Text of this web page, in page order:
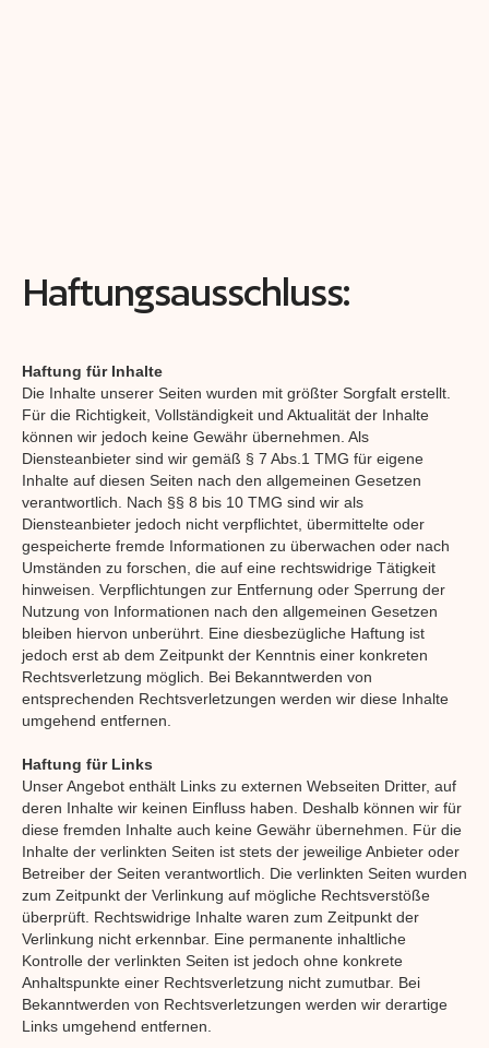
Haftungsausschluss:
Haftung für Inhalte
Die Inhalte unserer Seiten wurden mit größter Sorgfalt erstellt.
Für die Richtigkeit, Vollständigkeit und Aktualität der Inhalte
können wir jedoch keine Gewähr übernehmen. Als
Diensteanbieter sind wir gemäß § 7 Abs.1 TMG für eigene
Inhalte auf diesen Seiten nach den allgemeinen Gesetzen
verantwortlich. Nach §§ 8 bis 10 TMG sind wir als
Diensteanbieter jedoch nicht verpflichtet, übermittelte oder
gespeicherte fremde Informationen zu überwachen oder nach
Umständen zu forschen, die auf eine rechtswidrige Tätigkeit
hinweisen. Verpflichtungen zur Entfernung oder Sperrung der
Nutzung von Informationen nach den allgemeinen Gesetzen
bleiben hiervon unberührt. Eine diesbezügliche Haftung ist
jedoch erst ab dem Zeitpunkt der Kenntnis einer konkreten
Rechtsverletzung möglich. Bei Bekanntwerden von
entsprechenden Rechtsverletzungen werden wir diese Inhalte
umgehend entfernen.
Haftung für Links
Unser Angebot enthält Links zu externen Webseiten Dritter, auf
deren Inhalte wir keinen Einfluss haben. Deshalb können wir für
diese fremden Inhalte auch keine Gewähr übernehmen. Für die
Inhalte der verlinkten Seiten ist stets der jeweilige Anbieter oder
Betreiber der Seiten verantwortlich. Die verlinkten Seiten wurden
zum Zeitpunkt der Verlinkung auf mögliche Rechtsverstöße
überprüft. Rechtswidrige Inhalte waren zum Zeitpunkt der
Verlinkung nicht erkennbar. Eine permanente inhaltliche
Kontrolle der verlinkten Seiten ist jedoch ohne konkrete
Anhaltspunkte einer Rechtsverletzung nicht zumutbar. Bei
Bekanntwerden von Rechtsverletzungen werden wir derartige
Links umgehend entfernen.